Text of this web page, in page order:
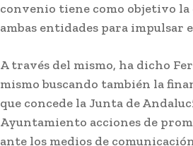
convenio tiene como objetivo
ambas entidades para impulsar
A través del mismo, ha dicho
mismo buscando también la
que concede la Junta de
Ayuntamiento acciones de
ante los medios de